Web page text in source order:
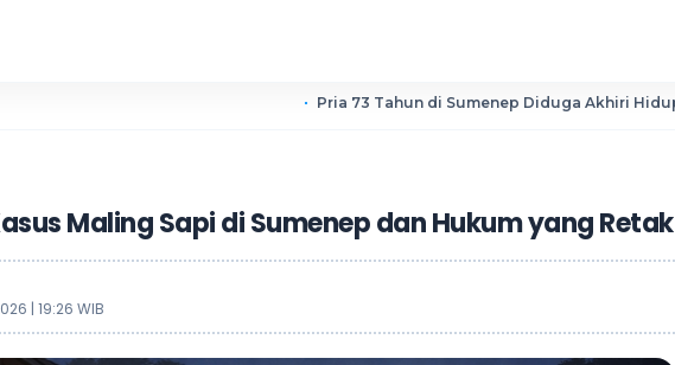
Pria 73 Tahun di Sumenep Diduga Akhiri Hidup Sendiri
Maling Sapi di Sumenep dan Hukum yang Retak
| 19:26 WIB